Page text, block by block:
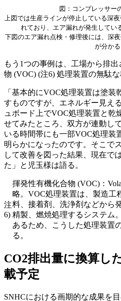
図：コンプレッサー
上図では生産ラインが停止している深
れており、エア漏れが発生してい
下図のエア漏れ点検・修理後には、深
が分かる
もう1つの事例は、工場から排
物 (VOC) (注6) 処理装置の無駄な
「基本的にVOC処理装置は塗
すものですが、エネルギー見え
ュボード上でVOC処理装置と乾
せてみたところ、双方が連動し
いる時間帯にも一部VOC処理装
明らかになったのです。そこで
して改善を図った結果、現在で
た」と児玉様は語る。
注
6)
揮発性有機化合物 (VOC)：
略。VOC処理装置は、製造工
料、接着剤、洗浄剤などから
精製、燃焼処理するシステム
あるため、こうした処理装置
る。
CO2排出量に換算し
載予定
SNHCにおける画期的な成果を